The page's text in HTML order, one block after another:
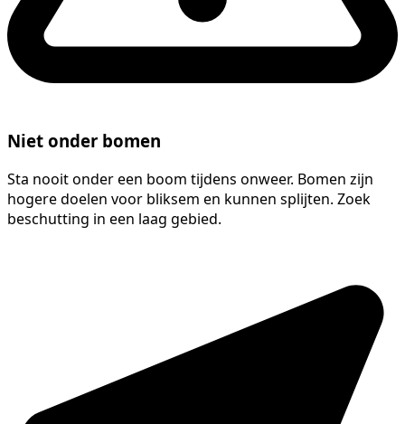
Niet onder bomen
Sta nooit onder een boom tijdens onweer. Bomen zijn
hogere doelen voor bliksem en kunnen splijten. Zoek
beschutting in een laag gebied.